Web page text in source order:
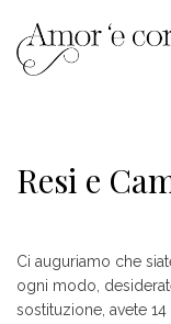
Intimo
Il Brand
EUR
Resi e
Ci auguriamo che
ogni modo,
sostituzione, avete